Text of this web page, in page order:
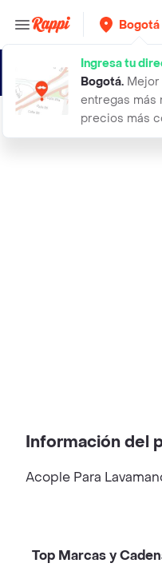
Bogotá
Ingresa tu
Bogotá.
entregas más
precios más
acople flexible para
Información del
Acople Para
Top Marcas y